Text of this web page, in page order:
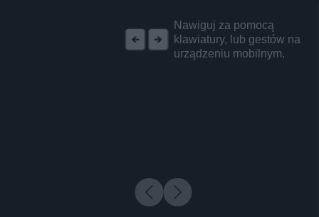
Nawiguj za pomocą
klawiatury, lub gestów na
urządzeniu mobilnym.